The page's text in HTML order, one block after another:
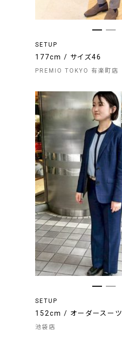
SETUP
177cm / サイズ46
PREMIO TOKYO 有楽町店
SETUP
152cm / オーダースーツ
池袋店